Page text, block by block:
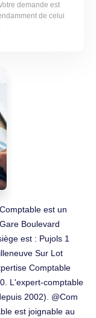
demande est
de celui
est un
Boulevard
est : Pujols 1
Sur Lot
Comptable
L'expert-comptable
2002). @Com
est joignable au